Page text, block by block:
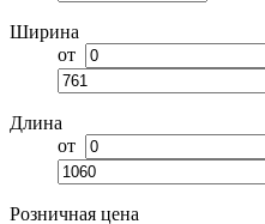
Ширина
от
Длина
от
Розничная цена